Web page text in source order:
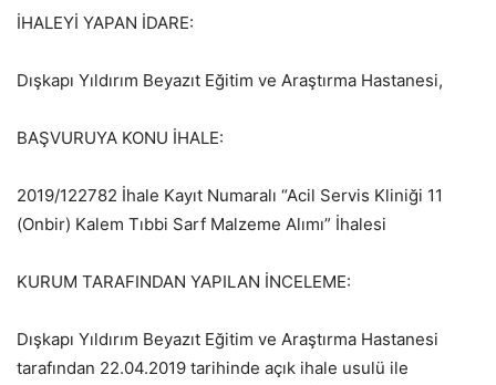
İHALEYİ YAPAN İDARE:
Dışkapı Yıldırım Beyazıt Eğitim ve Araştırma Hastanesi,
BAŞVURUYA KONU İHALE:
2019/122782 İhale Kayıt Numaralı “Acil Servis Kliniği 11
(Onbir) Kalem Tıbbi Sarf Malzeme Alımı” İhalesi
KURUM TARAFINDAN YAPILAN İNCELEME:
Dışkapı Yıldırım Beyazıt Eğitim ve Araştırma Hastanesi
tarafından 22.04.2019 tarihinde açık ihale usulü ile